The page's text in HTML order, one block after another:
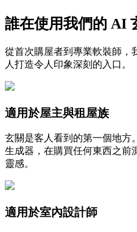
免費開始
誰在使用我們的 AI
從首次購屋者到專業軟裝師，
人打造令人印象深刻的入口。
適用於屋主與租屋族
玄關是客人看到的第一個地方
生成器，在購買任何東西之前
靈感。
適用於室內設計師